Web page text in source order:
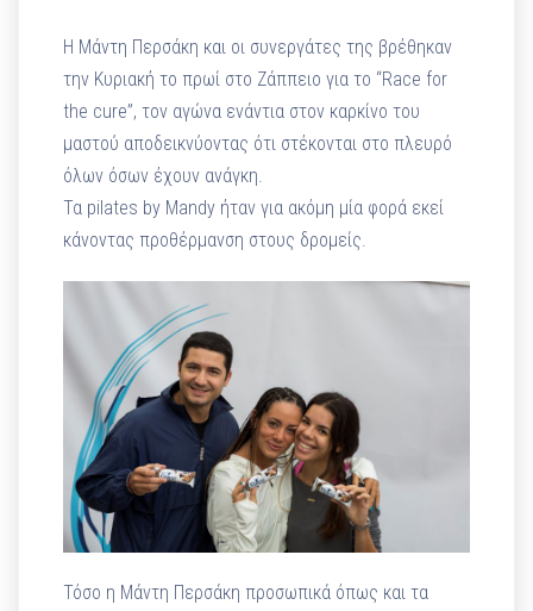
Η Μάντη Περσάκη και οι συνεργάτες της βρέθηκαν
την Κυριακή το πρωί στο Ζάππειο για το “Race for
the cure”, τον αγώνα ενάντια στον καρκίνο του
μαστού αποδεικνύοντας ότι στέκονται στο πλευρό
όλων όσων έχουν ανάγκη.
Τα pilates by Mandy ήταν για ακόμη μία φορά εκεί
κάνοντας προθέρμανση στους δρομείς.
Τόσο η Μάντη Περσάκη προσωπικά όπως και τα